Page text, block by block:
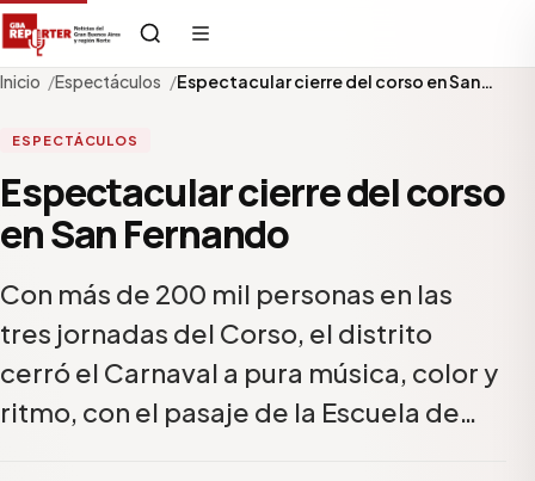
Inicio Espectáculos Espectacular cierre del corso en San…
ESPECTÁCULOS
Espectacular cierre del corso
en San Fernando
Con más de 200 mil personas en las
tres jornadas del Corso, el distrito
cerró el Carnaval a pura música, color y
ritmo, con el pasaje de la Escuela de…